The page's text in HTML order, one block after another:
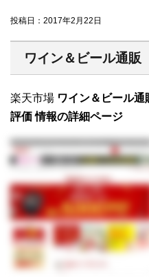
投稿日： 2017年2月22日
ワイン＆ビール通
楽天市場 ワイン＆ビール
評価 情報の詳細ページ